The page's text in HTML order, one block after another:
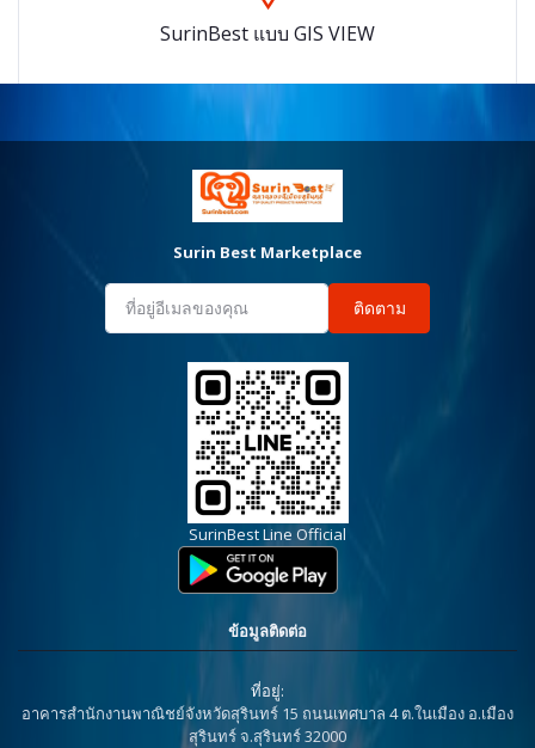
SurinBest แบบ GIS VIEW
Surin Best Marketplace
ติดตาม
SurinBest Line Official
ข้อมูลติดต่อ
ที่อยู่:
อาคารสำนักงานพาณิชย์จังหวัดสุรินทร์ 15 ถนนเทศบาล 4 ต.ในเมือง อ.เมือง
สุรินทร์ จ.สุรินทร์ 32000